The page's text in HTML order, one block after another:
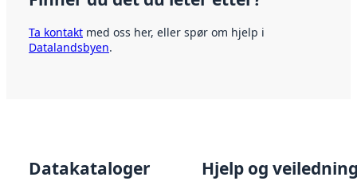
Ta kontakt med oss her, eller spør om hjelp i
Datalandsbyen.
Datakataloger Hjelp og